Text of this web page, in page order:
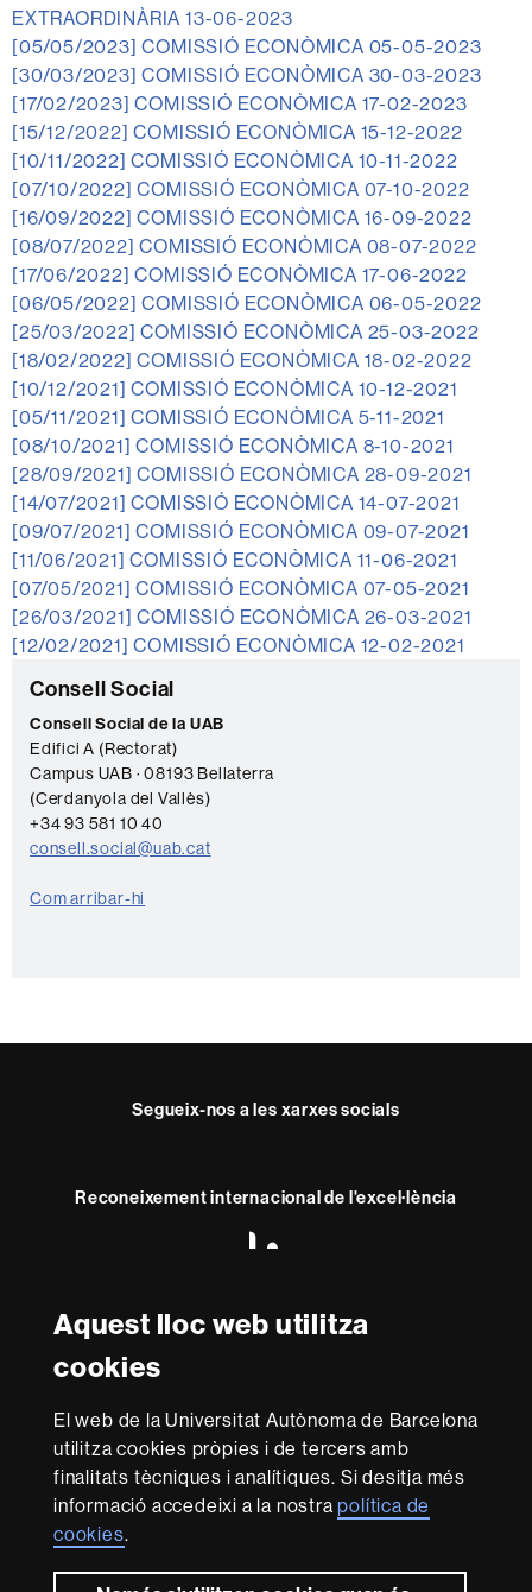
Aquest lloc web utilitza
cookies
El web de la Universitat Autònoma de Barcelona
utilitza cookies pròpies i de tercers amb
finalitats tècniques i analítiques. Si desitja més
informació accedeixi a la nostrapolítica de
cookies.
EXTRAORDINÀRIA 13-06-2023
[05/05/2023] COMISSIÓ ECONÒMICA 05-05-2023
[30/03/2023] COMISSIÓ ECONÒMICA 30-03-2023
[17/02/2023] COMISSIÓ ECONÒMICA 17-02-2023
[15/12/2022] COMISSIÓ ECONÒMICA 15-12-2022
[10/11/2022] COMISSIÓ ECONÒMICA 10-11-2022
[07/10/2022] COMISSIÓ ECONÒMICA 07-10-2022
[16/09/2022] COMISSIÓ ECONÒMICA 16-09-2022
[08/07/2022] COMISSIÓ ECONÒMICA 08-07-2022
[17/06/2022] COMISSIÓ ECONÒMICA 17-06-2022
[06/05/2022] COMISSIÓ ECONÒMICA 06-05-2022
[25/03/2022] COMISSIÓ ECONÒMICA 25-03-2022
[18/02/2022] COMISSIÓ ECONÒMICA 18-02-2022
[10/12/2021] COMISSIÓ ECONÒMICA 10-12-2021
[05/11/2021] COMISSIÓ ECONÒMICA 5-11-2021
[08/10/2021] COMISSIÓ ECONÒMICA 8-10-2021
[28/09/2021] COMISSIÓ ECONÒMICA 28-09-2021
[14/07/2021] COMISSIÓ ECONÒMICA 14-07-2021
[09/07/2021] COMISSIÓ ECONÒMICA 09-07-2021
[11/06/2021] COMISSIÓ ECONÒMICA 11-06-2021
[07/05/2021] COMISSIÓ ECONÒMICA 07-05-2021
[26/03/2021] COMISSIÓ ECONÒMICA 26-03-2021
[12/02/2021] COMISSIÓ ECONÒMICA 12-02-2021
Informació
complementària
C
o
n
t
a
c
t
Consell Social
Consell Social de la UAB
Edifici A (Rectorat)
Campus UAB · 08193 Bellaterra
(Cerdanyola del Vallès)
+34 93 581 10 40
consell.social@uab.cat
Com arribar-hi
Segueix-nos a les xarxes socials
Reconeixement internacional de l'excel·lència
Research
-
Amb el finançament de
Sobre
aquest
web
El Consell Social és l'òrgan de participació de la societat
en la Universitat. Promou polítiques de qualitat i de
les funcions que té atribuïdes per llei sobre la